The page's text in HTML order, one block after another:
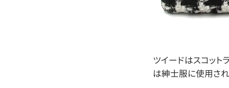
ツイードはスコット
は紳士服に使用され